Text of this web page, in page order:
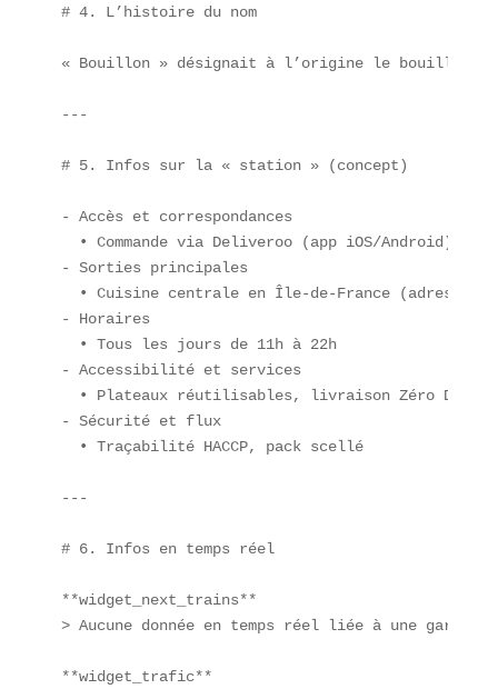
# 4. L’histoire du nom
« Bouillon » désignait à l’origine le bouillon de
---
# 5. Infos sur la « station » (concept)
- Accès et correspondances
  • Commande via Deliveroo (app iOS/Android)
- Sorties principales
• Cuisine centrale en Île-de-France (adresse
- Horaires
  • Tous les jours de 11h à 22h
- Accessibilité et services
• Plateaux réutilisables, livraison Zéro
- Sécurité et flux
  • Traçabilité HACCP, pack scellé
---
# 6. Infos en temps réel
**widget_next_trains**
> Aucune donnée en temps réel liée à une gare
**widget_trafic**